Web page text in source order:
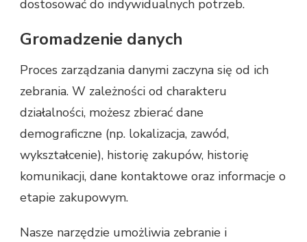
dostosować do indywidualnych potrzeb.
Gromadzenie danych
Proces zarządzania danymi zaczyna się od ich
zebrania. W zależności od charakteru
działalności, możesz zbierać dane
demograficzne (np. lokalizacja, zawód,
wykształcenie), historię zakupów, historię
komunikacji, dane kontaktowe oraz informacje o
etapie zakupowym.
Nasze narzędzie umożliwia zebranie i